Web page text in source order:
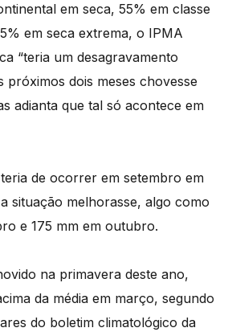
em seca, 55% em classe
em seca extrema, o IPMA
“teria um desagravamento
próximos dois meses chovesse
adianta que tal só acontece em
de ocorrer em setembro em
situação melhorasse, algo como
e 175 mm em outubro.
na primavera deste ano,
da média em março, segundo
do boletim climatológico da